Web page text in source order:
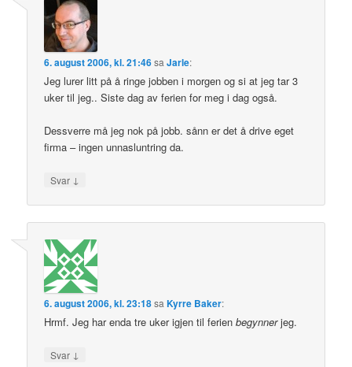
6. august 2006, kl. 21:46sa Jarle:
Jeg lurer litt på å ringe jobben i morgen og si at jeg tar 3
uker til jeg.. Siste dag av ferien for meg i dag også.
Dessverre må jeg nok på jobb. sånn er det å drive eget
firma – ingen unnasluntring da.
Svar ↓
6. august 2006, kl. 23:18sa Kyrre Baker:
Hrmf. Jeg har enda tre uker igjen til ferienbegynnerjeg.
Svar ↓